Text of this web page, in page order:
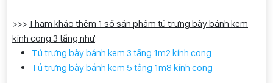
>>> Tham khảo thêm 1 số sản phẩm tủ trưng bày bánh kem
kính cong 3 tầng như:
Tủ trưng bày bánh kem 3 tầng 1m2 kính cong
Tủ trưng bày bánh kem 5 tâng 1m8 kính cong